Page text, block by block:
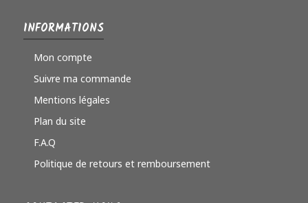
INFORMATIONS
Mon compte
Suivre ma commande
Mentions légales
Plan du site
F.A.Q
Politique de retours et remboursement